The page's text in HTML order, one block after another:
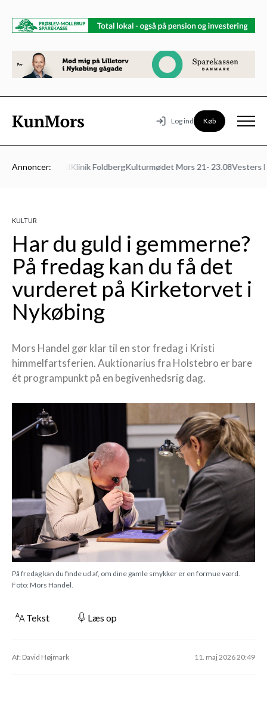
Log ind Køb
Annoncer:
Autoværksted Klinik FoldbergKulturmødet Mors 21- 23.08Vesters
KULTUR
Har du guld i gemmerne?
På fredag kan du få det
vurderet på Kirketorvet i
Nykøbing
Mors Handel gør klar til en stor fredag i Kristi
himmelfartsferien. Auktionarius fra Holstebro er bare
ét programpunkt på en begivenhedsrig dag.
På fredag kan du finde ud af, om dine gamle smykker er en formue værd.
Foto: Mors Handel.
Tekst Læs op
Af: David Højmark 11. maj 2026 20:49